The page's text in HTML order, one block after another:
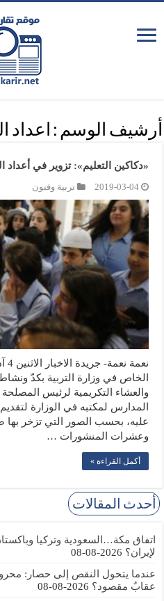
أرشيف الوسم : اعداد
«دكاكين التعليم»: تزوير في أعداد
2019-03-04 تربية وفنون
الخاص في وزارة التربية بكدّ
والعشاء التكريمية لرئيس
المدارس لمكتبه في الوزارة
عليه، بحسب الصور التي تزخر
وعشرات المنشورات …
أكمل القراءة »
أحدث المقالات
اتفاق مكة…السعودية وتركيا
لإيران؟ 2026-08-08
عندما يتحول النقص إلى حصار:
عقابٌ مقصود؟ 2026-08-08